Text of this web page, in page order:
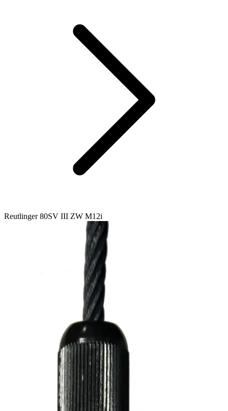
Reutlinger 80SV III ZW M12i